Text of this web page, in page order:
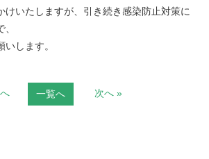
けいたしますが、引き続き感染防止対策に
します。
一覧へ 次へ »